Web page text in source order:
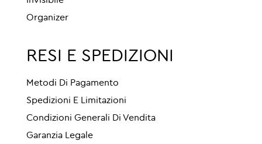
Organizer
RESI E SPEDIZIONI
Metodi Di Pagamento
Spedizioni E Limitazioni
Condizioni Generali Di Vendita
Garanzia Legale